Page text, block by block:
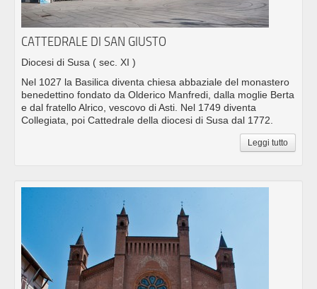
CATTEDRALE DI SAN GIUSTO
Diocesi di Susa ( sec. XI )
Nel 1027 la Basilica diventa chiesa abbaziale del monastero
benedettino fondato da Olderico Manfredi, dalla moglie Berta
e dal fratello Alrico, vescovo di Asti. Nel 1749 diventa
Collegiata, poi Cattedrale della diocesi di Susa dal 1772.
Leggi tutto